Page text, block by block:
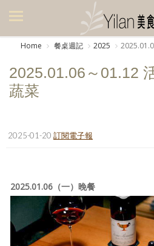
美食集
廚房集
旅遊美食集
書房集
日記簿
餐桌週記
Home 餐桌週記 2025
2025.01.06～01.12
蔬菜
2025-01-20 訂閱電子報
2025.01.06（一）晚餐